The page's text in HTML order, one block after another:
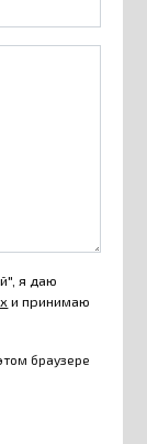
я даю
и принимаю
браузере